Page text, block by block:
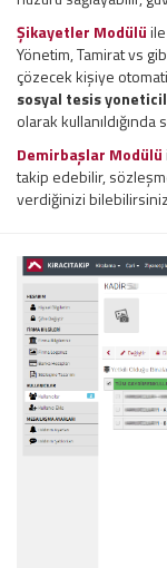
Şikayetler Modülü
Yönetim, Tamirat vs
çözecek kişiye
sosyal tesis
olarak
Demirbaşlar Modülü
takip edebilir,
verdiğinizi